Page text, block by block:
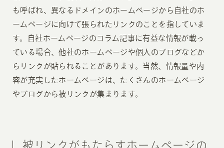
も呼ばれ、異なるドメインのホームページから自社のホ
ームページに向けて張られたリンクのことを指していま
す。自社ホームページのコラム記事に有益な情報が載っ
ている場合、他社のホームページや個人のブログなどか
らリンクが貼られることがあります。当然、情報量や内
容が充実したホームページは、たくさんのホームページ
やブログから被リンクが集まります。
被リンクがもたらすホームページの